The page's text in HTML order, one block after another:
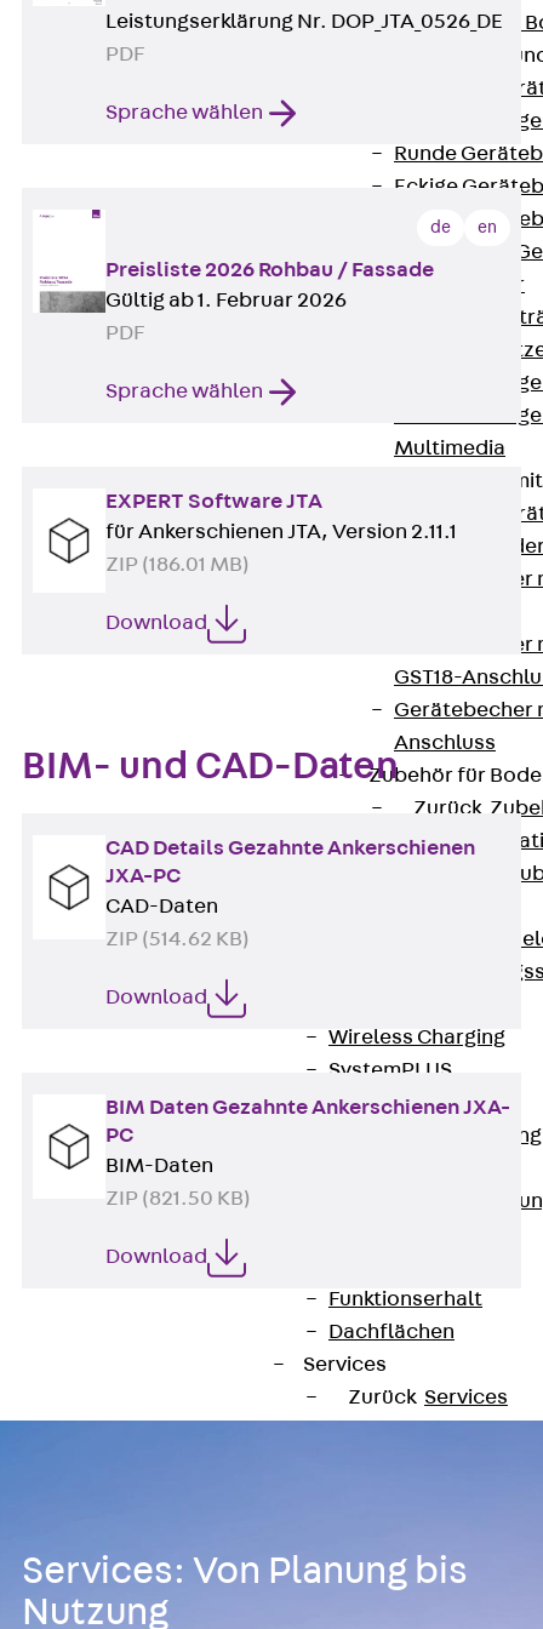
Nivellierbare
Gerätebecher
Runde
Eckige
Eckige
Zubehör für
Geräteträger
Multimedia
Gerätebecher
Gerätebecher
Gerätebecher
GST18-
Gerätebecher
Anschluss
Zubehör für
Zurück
Optionales
Wireless Charging
SystemPLUS
Anwendungsgebiete
Bodengeführte
Funktionserhalt
Dachflächen
Services
Zurück Services
Referenzen
Leistungserklärung Nr. DOP_JTA_0526_DE
PDF
Sprache wählen
de en
Preisliste 2026 Rohbau / Fassade
Gültig ab 1. Februar 2026
PDF
Sprache wählen
EXPERT Software JTA
für Ankerschienen JTA, Version 2.11.1
ZIP (186.01 MB)
Download
BIM- und CAD-Daten
CAD Details Gezahnte Ankerschienen
JXA-PC
CAD-Daten
ZIP (514.62 KB)
Download
BIM Daten Gezahnte Ankerschienen JXA-
PC
BIM-Daten
ZIP (821.50 KB)
Download
Services: Von Planung bis
Nutzung